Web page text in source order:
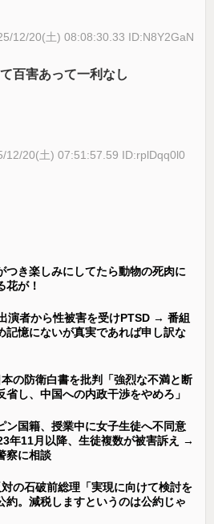
12/20(土) 08:08:30.33 ID:N8Y2GaN
百害あって一利なし
12/20(土) 07:51:57.59 ID:rplDqq0l0
つき楽しみにしてたら動物の死肉に
花が！
演者から性被害を受けPTSD → 番組
記憶にないが真実であれば申し訳な
本の防衛白書を批判「強烈な不満と断
し、中国への内政干渉をやめろ」
ン国籍、授業中に女子生徒へ不同意
年11月以降、生徒複数が被害訴え →
察に相談
対の石破前総理「実現に向けて検討を
約。減税しますというのは公約じゃ